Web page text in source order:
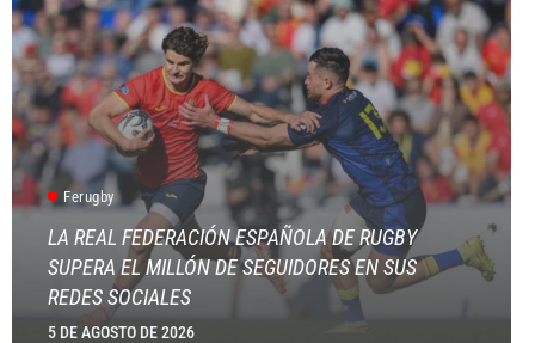
Ferugby
LA REAL FEDERACIÓN ESPAÑOLA DE RUGBY
SUPERA EL MILLÓN DE SEGUIDORES EN SUS
REDES SOCIALES
5 DE AGOSTO DE 2026